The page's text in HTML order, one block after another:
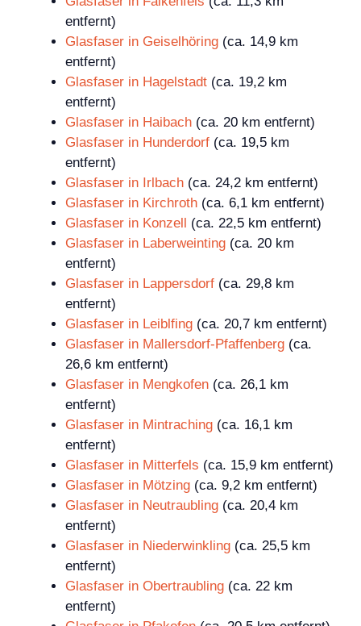
entfernt)
Glasfaser in Geiselhöring (ca. 14,9 km
entfernt)
Glasfaser in Hagelstadt (ca. 19,2 km
entfernt)
Glasfaser in Haibach (ca. 20 km entfernt)
Glasfaser in Hunderdorf (ca. 19,5 km
entfernt)
Glasfaser in Irlbach (ca. 24,2 km entfernt)
Glasfaser in Kirchroth (ca. 6,1 km entfernt)
Glasfaser in Konzell (ca. 22,5 km entfernt)
Glasfaser in Laberweinting (ca. 20 km
entfernt)
Glasfaser in Lappersdorf (ca. 29,8 km
entfernt)
Glasfaser in Leiblfing (ca. 20,7 km entfernt)
Glasfaser in Mallersdorf-Pfaffenberg (ca.
26,6 km entfernt)
Glasfaser in Mengkofen (ca. 26,1 km
entfernt)
Glasfaser in Mintraching (ca. 16,1 km
entfernt)
Glasfaser in Mitterfels (ca. 15,9 km entfernt)
Glasfaser in Mötzing (ca. 9,2 km entfernt)
Glasfaser in Neutraubling (ca. 20,4 km
entfernt)
Glasfaser in Niederwinkling (ca. 25,5 km
entfernt)
Glasfaser in Obertraubling (ca. 22 km
entfernt)